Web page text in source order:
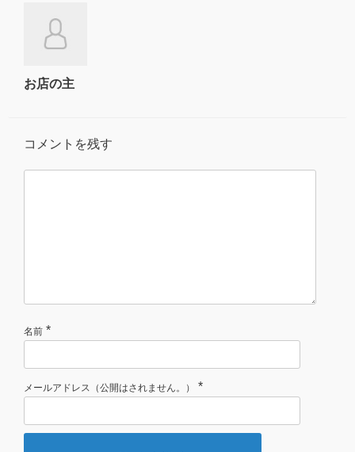
お店の主
コメントを残す
名前 *
メールアドレス（公開はされません。） *